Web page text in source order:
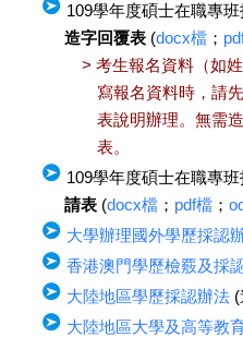
109學年度碩士在職專班
造字回覆表(docx檔；
> 考生報名資料（如
寫報名資料時，請
表說明辦理。無需
表。
109學年度碩士在職專班
請表(docx檔； pdf檔；
大學辦理國外學歷採認
香港澳門學歷檢覈及採
大陸地區學歷採認辦法(
大陸地區大學及高等教